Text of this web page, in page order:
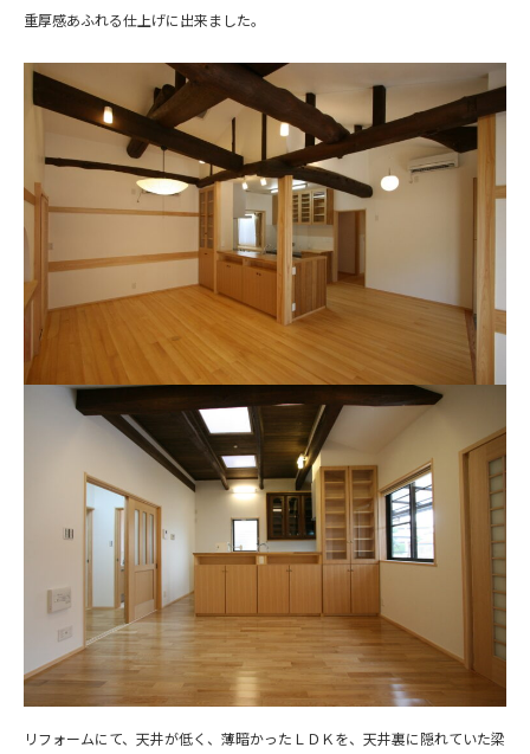
重厚感あふれる仕上げに出来ました。
リフォームにて、天井が低く、薄暗かったＬＤＫを、天井裏に隠れていた梁